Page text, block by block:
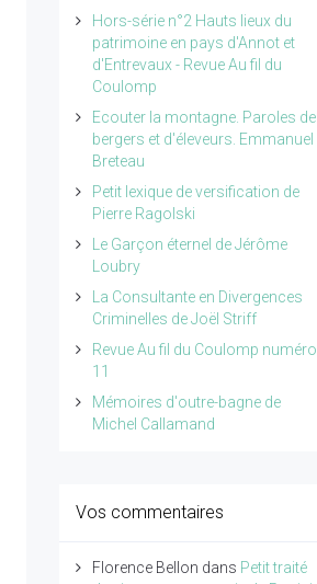
Hors-série n°2 Hauts lieux du
patrimoine en pays d'Annot et
d'Entrevaux - Revue Au fil du
Coulomp
Ecouter la montagne. Paroles de
bergers et d'éleveurs. Emmanuel
Breteau
Petit lexique de versification de
Pierre Ragolski
Le Garçon éternel de Jérôme
Loubry
La Consultante en Divergences
Criminelles de Joël Striff
Revue Au fil du Coulomp numéro
11
Mémoires d'outre-bagne de
Michel Callamand
Vos commentaires
Florence Bellon dans Petit traité